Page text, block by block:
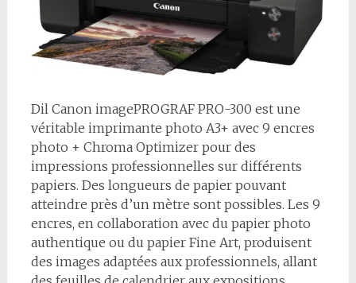
Dil Canon imagePROGRAF PRO-300 est une
véritable imprimante photo A3+ avec 9 encres
photo + Chroma Optimizer pour des
impressions professionnelles sur différents
papiers. Des longueurs de papier pouvant
atteindre près d’un mètre sont possibles. Les 9
encres, en collaboration avec du papier photo
authentique ou du papier Fine Art, produisent
des images adaptées aux professionnels, allant